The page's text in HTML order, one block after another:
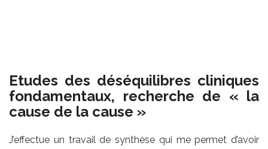
Etudes des déséquilibres cliniques
fondamentaux, recherche de « la
cause de la cause »
J’effectue un travail de synthèse qui me permet d’avoir